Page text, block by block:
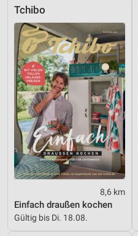
Tchibo
8,6 km
Einfach draußen kochen
Gültig bis Di. 18.08.